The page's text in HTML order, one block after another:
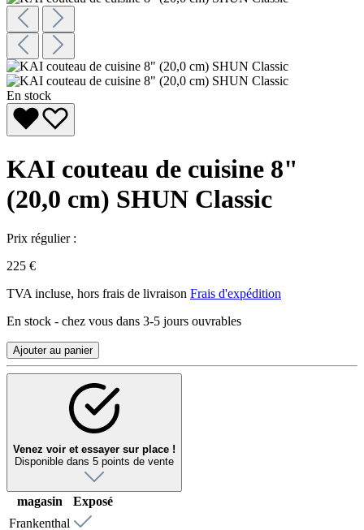
En stock
KAI couteau de cuisine 8"
(20,0 cm) SHUN Classic
Prix régulier :
225 €
TVA incluse, hors frais de livraison Frais d'expédition
En stock - chez vous dans 3-5 jours ouvrables
Ajouter au panier
Venez voir et essayer sur place !
Disponible dans 5 points de vente
magasin
Exposé
Frankenthal